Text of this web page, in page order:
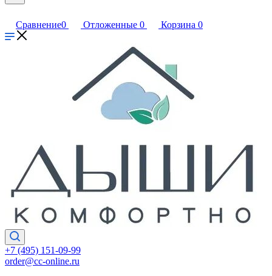
Сравнение0 Отложенные 0 Корзина 0
+7 (495) 151-09-99
order@cc-online.ru